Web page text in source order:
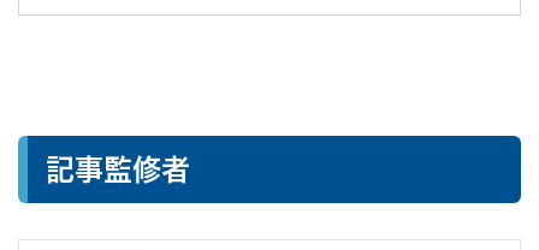
調査中の印象
調査後の印象
依頼終了後は頼もしい弁護士さんまでご紹介いただき大変助かり
ました。
記事監修者